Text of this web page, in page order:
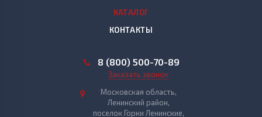
КАТАЛОГ
КОНТАКТЫ
8 (800) 500-70-89
Заказать звонок
Московская область,
Ленинский район,
поселок Горки Ленинские,